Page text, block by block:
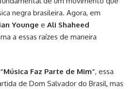
negra brasileira. Agora, em
Younge e Ali Shaheed
a essas raízes de maneira
“Música Faz Parte de Mim”, essa
de Dom Salvador do Brasil, mas